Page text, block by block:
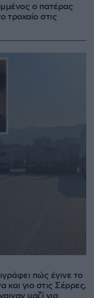
ο πατέρας
τροχαίο στις
πώς έγινε το
και γιο στις Σέρρες,